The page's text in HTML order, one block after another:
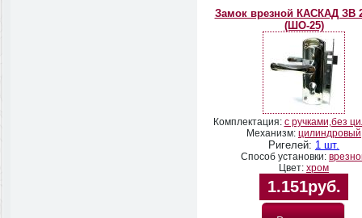
Замок врезной КАСКАД ЗВ
(ШО-25)
Комплектация: с ручками,без
Механизм: цилиндровый
Ригелей: 1 шт.
Способ установки:
Цвет: хром
1.151руб.